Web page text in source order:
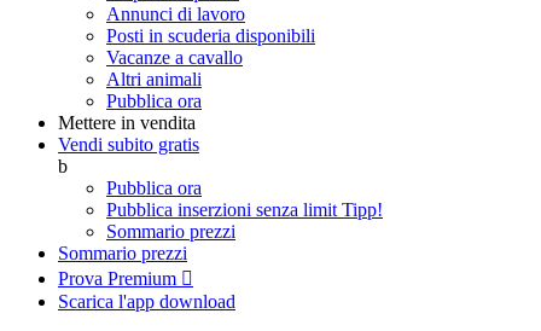
Annunci di lavoro
Posti in scuderia disponibili
Vacanze a cavallo
Altri animali
Pubblica ora
Mettere in vendita
Vendi subito gratis
b
Pubblica ora
Pubblica inserzioni senza limit Tipp!
Sommario prezzi
Sommario prezzi
Prova Premium 
Scarica l'app download